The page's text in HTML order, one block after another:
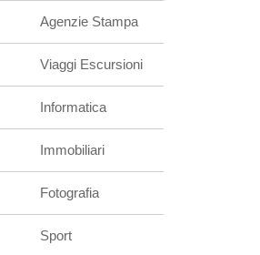
Agenzie Stampa
Viaggi Escursioni
Informatica
Immobiliari
Fotografia
Sport